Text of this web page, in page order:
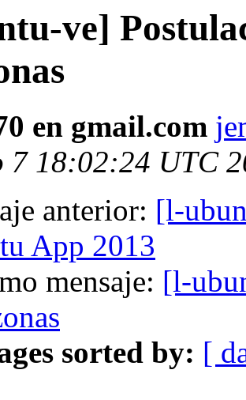
ve]
en gmail.com
7 18:02:24 UTC
anterior: [l-
App 2013
mensaje: [l-
sorted by: [